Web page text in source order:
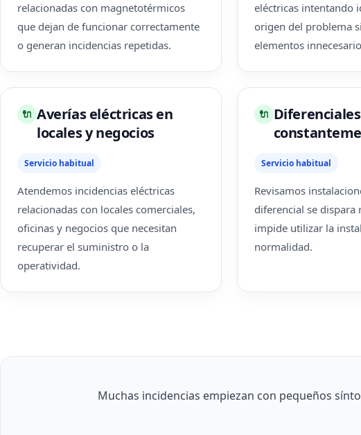
relacionadas con magnetotérmicos
que dejan de funcionar correctamente
o generan incidencias repetidas.
eléctricas intentando
origen del problema
elementos
🔌 Averías eléctricas en
locales y negocios
Servicio habitual
Atendemos incidencias eléctricas
relacionadas con locales comerciales,
oficinas y negocios que necesitan
recuperar el suministro o la
operatividad.
🔌
Servicio habitual
Revisamos
diferencial se dispara
impide utilizar la
normalidad.
Muchas incidencias empiezan con pequeños